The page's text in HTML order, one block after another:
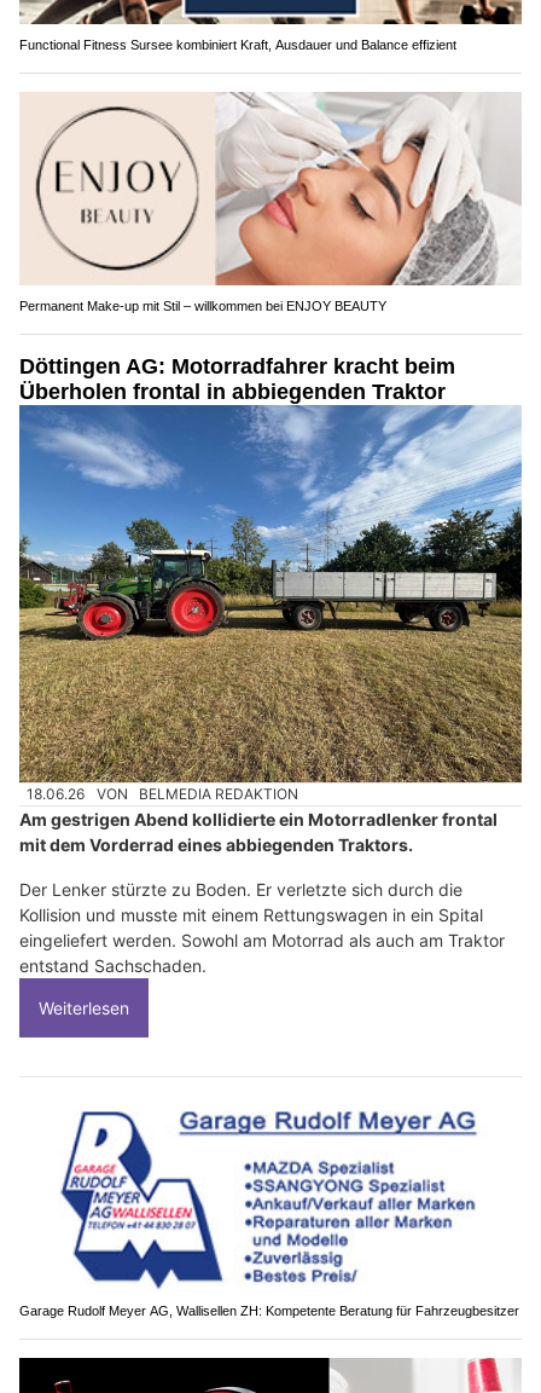
Functional Fitness Sursee kombiniert Kraft, Ausdauer und Balance effizient
Permanent Make-up mit Stil – willkommen bei ENJOY BEAUTY
Döttingen AG: Motorradfahrer kracht beim
Überholen frontal in abbiegenden Traktor
18.06.26 VON BELMEDIA REDAKTION
Am gestrigen Abend kollidierte ein Motorradlenker frontal
mit dem Vorderrad eines abbiegenden Traktors.
Der Lenker stürzte zu Boden. Er verletzte sich durch die
Kollision und musste mit einem Rettungswagen in ein Spital
eingeliefert werden. Sowohl am Motorrad als auch am Traktor
entstand Sachschaden.
Weiterlesen
Garage Rudolf Meyer AG, Wallisellen ZH: Kompetente Beratung für Fahrzeugbesitzer